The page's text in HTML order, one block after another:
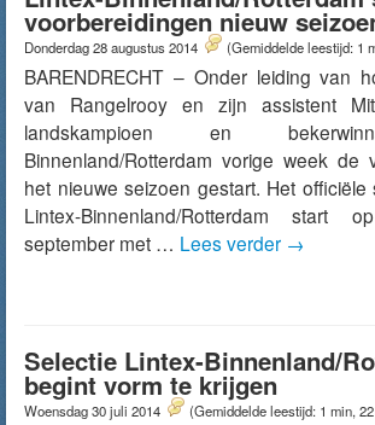
voorbereidingen nieuw
Donderdag 28 augustus 2014 (Gemiddelde leestijd: 1
BARENDRECHT – Onder leiding van
van Rangelrooy en zijn assistent
landskampioen en
Binnenland/Rotterdam vorige week de
het nieuwe seizoen gestart. Het
Lintex-Binnenland/Rotterdam start
september met … Lees verder →
Selectie Lintex-Binnenland/
begint vorm te krijgen
Woensdag 30 juli 2014 (Gemiddelde leestijd: 1 min,